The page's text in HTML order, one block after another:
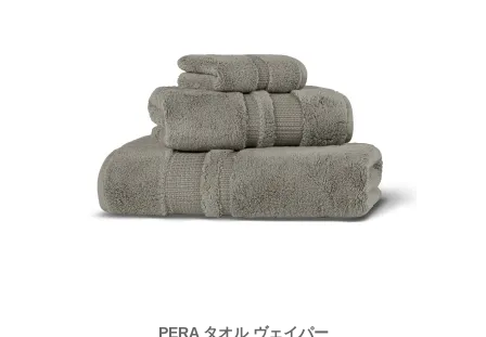
PERA タオル ヴェイパー